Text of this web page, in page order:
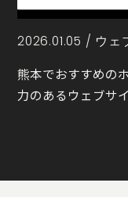
2026.01.05 / ウェ
熊本でおすすめの
力のあるウェブサ